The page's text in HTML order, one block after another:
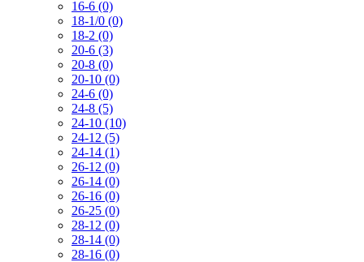
16-6 (0)
18-1/0 (0)
18-2 (0)
20-6 (3)
20-8 (0)
20-10 (0)
24-6 (0)
24-8 (5)
24-10 (10)
24-12 (5)
24-14 (1)
26-12 (0)
26-14 (0)
26-16 (0)
26-25 (0)
28-12 (0)
28-14 (0)
28-16 (0)